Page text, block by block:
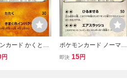
カード かくとう
076 アンコモ
円
ポケモンカード ノーマル
ケンホロウ 081/096 アン
即決 15円